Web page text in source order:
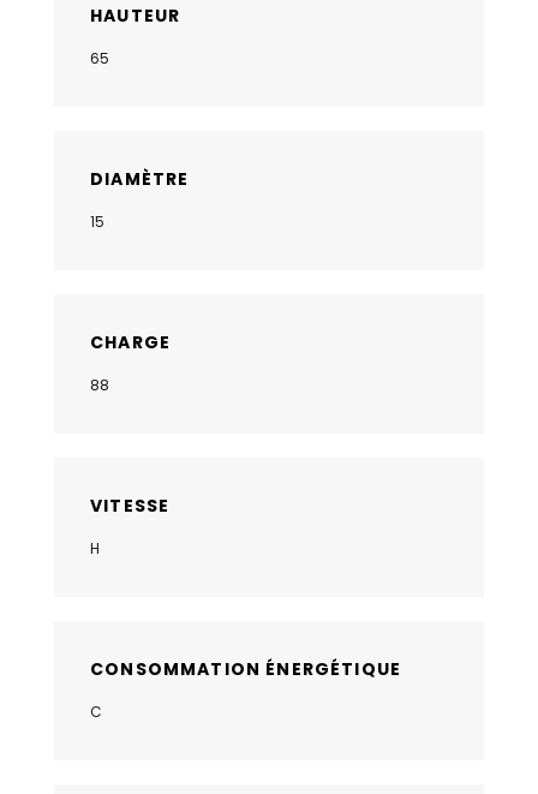
HAUTEUR
65
DIAMÈTRE
15
CHARGE
88
VITESSE
H
CONSOMMATION ÉNERGÉTIQUE
C